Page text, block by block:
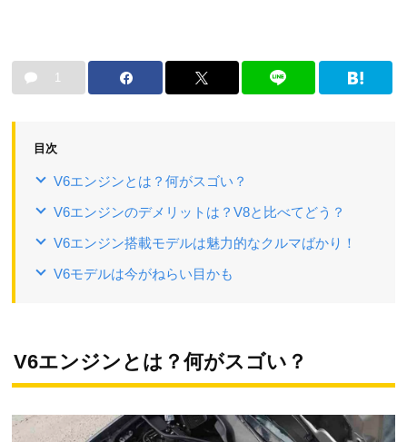
1
目次
V6エンジンとは？何がスゴい？
V6エンジンのデメリットは？V8と比べてどう？
V6エンジン搭載モデルは魅力的なクルマばかり！
V6モデルは今がねらい目かも
V6エンジンとは？何がスゴい？